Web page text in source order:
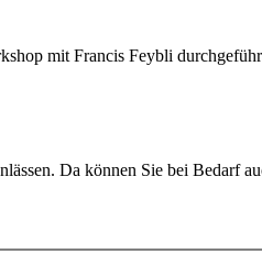
mit Francis Feybli
Da können Sie bei Bedarf